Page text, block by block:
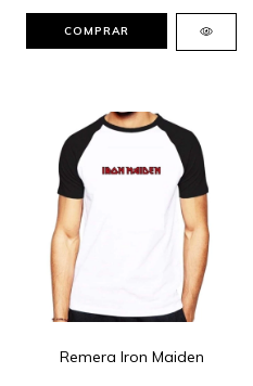
COMPRAR
Remera Iron Maiden